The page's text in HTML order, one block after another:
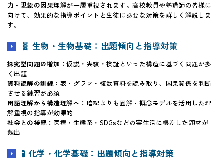
力・現象の因果理解が一層重視されます。高校教員や塾講師の皆様に
向けて、効果的な指導ポイントと生徒に必要な対策を詳しく解説しま
す。
🧬 生物・生物基礎：出題傾向と指導対策
探究型問題の増加：仮説・実験・検証といった構造に基づく問題が多
く出題
資料読解の訓練： 表・グラフ・複数資料を読み取り、因果関係を判断
させる練習が必須
用語理解から構造理解へ： 暗記よりも図解・概念モデルを活用した理
解重視の指導が効果的
社会との接続： 医療・生態系・SDGsなどの実生活に根差した題材が
頻出
🧪 化学・化学基礎：出題傾向と指導対策